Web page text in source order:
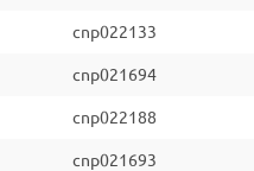
cnp022133
cnp021694
cnp022188
cnp021693